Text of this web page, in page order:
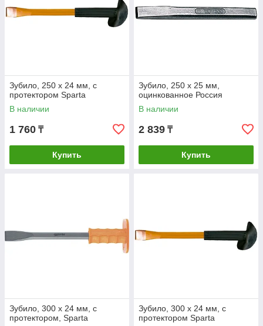
Зубило, 250 х 24 мм, с
протектором Sparta
В наличии
1 760 ₸
Купить
Зубило, 250 х 25 мм,
оцинкованное Россия
В наличии
2 839 ₸
Купить
Зубило, 300 х 24 мм, с
протектором, Sparta
Зубило, 300 х 24 мм, с
протектором Sparta